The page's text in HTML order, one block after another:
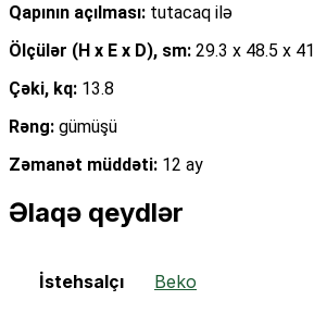
Qapının açılması: tutacaq ilə
Ölçülər (H x E x D), sm: 29.3 x 48.5 x 41
Çəki, kq: 13.8
Rəng: gümüşü
Zəmanət müddəti: 12 ay
Əlaqə qeydlər
İstehsalçı Beko